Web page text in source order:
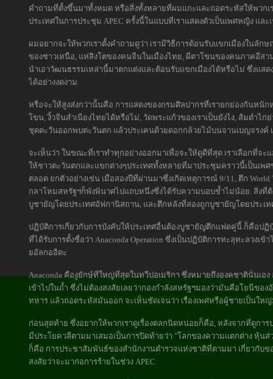
คำถามที่ตั้งขึ้นมาทั้งหมด หรือสิ่งทั้งหลายที่ผมแกะและถอดระหัสให้พวกเ
ประเทศในการประชุม APEC ครั้งนี้ในแบบที่เราแสดงตัวเป็นเพศหญิง และ
ผมอยากจะให้พวกเราตั้งคำถามดูว่า เรามีวิธีการต้อนรับแขกเมืองในลั
ของชาวเหนือ, แห่สิงโตของคนจีนในเมืองไทย, ผีตาโขนของคนภาคอีส
นำเอาวัฒนธรรมเหล่านี้มาตกแต่งและต้อนรับแขกเมืองได้หรือไม่ ซึ่งแ
ได้อย่างงดงาม
หรือจะให้สูงส่งกว่านั้นคือ การแสดงของกรมศิลปากรที่เรายกย่องกันหนั
โขน, งิ้วจีนสำเนียงไทยได้หรือไม่, วัดพระแก้วของเราเป็นยังไง, ส้มตำไ
ชุดตะวันออกพบตะวันตก แล้วประเคนด้วยดอกกล้วยไม้บนจานเบญจรง
จะเห็นว่า ในขณะที่เราทำทุกอย่างออกมาเพื่อจะให้ดูดีที่สุด เราเลือกที่จะ
ให้ชาวตะวันตกและแขกต่างๆประเทศทั้งหลายที่มาประชุมคราวนี้เป็นเพศ
ตลอด ยกตัวอย่างเช่น เมื่อสองปีที่ผ่านมาซึ่งเกิดเหตุการณ์ 9/11, ตึก
กลาโหมสหรัฐฯก็พังพินาศไปแถบหนึ่งซึ่งได้รับความบอบช้ำไม่น้อย. สิ่ง
บูชายัญโดยประเทศอัฟกานิสถาน, และตึกหลังที่สองถูกบูชายัญโดยประเท
ปฏิบัติการเกี่ยวกับการบังคับให้ประเทศอื่นต้องบูชายัญตึกแฟดคู่นี้ ก็คือปฏิ
ที่ได้รับการตั้งชื่อว่า Anaconda Operation ซึ่งเป็นปฏิบัติการทะลุทะลวงเ
ยอัลกออิดะ
Anaconda คืองูยักษ์ที่ใหญ่ที่สุดในทวีปอเมริกา ซึ่งหมายถึงองคชาตินั่นเ
เข้าไปในถ้ำ ซึ่งไม่ต้องสงสัยเลยว่ากองกำลังสหรัฐฯมองว่ามันคือโยนีข
ทหาร แล้วถอดระหัสมันออก จะเห็นชัดเจนว่า เรื่องเพศหรือผู้ชายเป็นให
ก่อนสุดท้าย ซึ่งอยากให้พวกเราดูเรื่องตลกนิดหน่อยก็คือ, หลังจากที่ดูกา
มีประโยควลีตามมาเสมอเป็นการปิดท้ายว่า "โลกของความแตกต่าง หุ้น
ก็คือ การประชาสัมพันธ์ของสำนักงานตำรวจแห่งชาติที่ตามมา เกี่ยวกับ
สงสัยว่าจะมาก่อการร้ายในช่วง APEC